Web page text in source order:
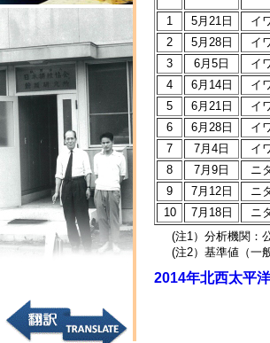
1 5月21日 イ
2
5月28日 イ
3
6月5日 イ
4
6月14日 イ
5
6月21日 イ
6
6月28日 イ
7
7月4日 イ
8
7月9日 ニ
9
7月12日 ニ
10
7月18日 ニ
(注1）分析機関：
(注2）基準値（一
2014年北西太平